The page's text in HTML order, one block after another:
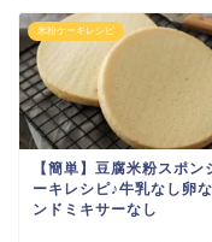
米粉ケーキレシピ
【簡単】豆腐米粉スポン
ーキレシピ♪牛乳なし卵
ンドミキサーなし